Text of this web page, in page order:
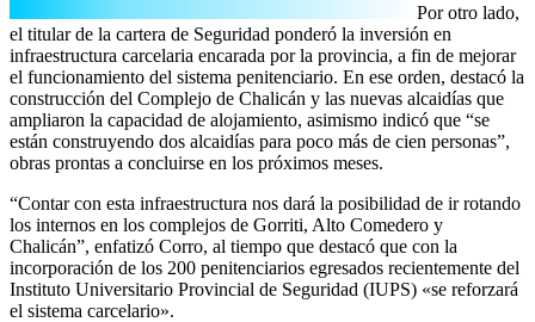
Por otro lado,
el titular de la cartera de Seguridad ponderó la inversión en
infraestructura carcelaria encarada por la provincia, a fin de mejorar
el funcionamiento del sistema penitenciario. En ese orden, destacó la
construcción del Complejo de Chalicán y las nuevas alcaidías que
ampliaron la capacidad de alojamiento, asimismo indicó que “se
están construyendo dos alcaidías para poco más de cien personas”,
obras prontas a concluirse en los próximos meses.
“Contar con esta infraestructura nos dará la posibilidad de ir rotando
los internos en los complejos de Gorriti, Alto Comedero y
Chalicán”, enfatizó Corro, al tiempo que destacó que con la
incorporación de los 200 penitenciarios egresados recientemente del
Instituto Universitario Provincial de Seguridad (IUPS) «se reforzará
el sistema carcelario».